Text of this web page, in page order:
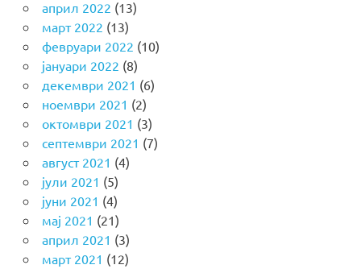
април 2022 (13)
март 2022 (13)
февруари 2022 (10)
јануари 2022 (8)
декември 2021 (6)
ноември 2021 (2)
октомври 2021 (3)
септември 2021 (7)
август 2021 (4)
јули 2021 (5)
јуни 2021 (4)
мај 2021 (21)
април 2021 (3)
март 2021 (12)